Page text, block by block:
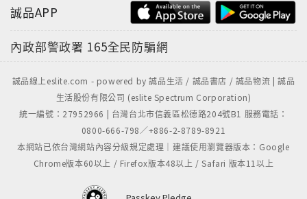
誠品APP
內政部警政署 165全民防騙網
誠品線上eslite.com - powered by 誠品生活 / 誠品書店 / 誠品物流 | 誠品
生活股份有限公司 (eslite Spectrum Corporation)
統一編號：27952966 | 台灣台北市信義區松德路204號B1 服務電話：
0800-666-798／+886-2-8789-8921
本網站已依台灣網站內容分級規定處理｜建議使用瀏覽器版本：Google
Chrome版本60以上 / Firefox版本48以上 / Safari 版本11以上